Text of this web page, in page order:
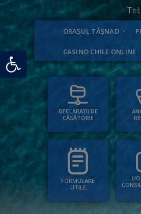
Deschide bara de unelte
Tel:
ORAȘUL TĂȘNAD
CASINO CHILE ONLINE
DECLARAȚII DE
CĂSĂTORIE
FORMULARE
UTILE